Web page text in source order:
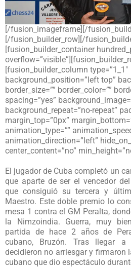
[/fusion_imageframe][/
[/fusion_builder_row][/
[fusion_builder_container
[fusion_builder_column type=”1_1″
background_position=”left top”
border_size=”” border_color=””
spacing=”yes”
background_repeat=”no-repeat”
margin_top=”0px”
animation_type=””
animation_direction=”left”
center_content=”no”
El jugador de Cuba completó un
que aparte de ser el vencedor
que consiguió su tercera y
Maestro. Este doble premio lo
mesa 1 contra el GM Peralta,
la Nimzoindia. Guerra, muy
partida de hace 2 años de
cubano, Bruzón. Tras llegar a
decidieron no arriesgar y firmaron
cubano que dio espectáculo